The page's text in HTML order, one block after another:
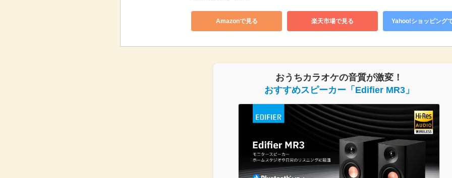
Amazonで見る 楽天市場で見る Yahoo!ショッピング
おうちカラオケの音質が激変！
おすすめスピーカー「Edifier MR3」